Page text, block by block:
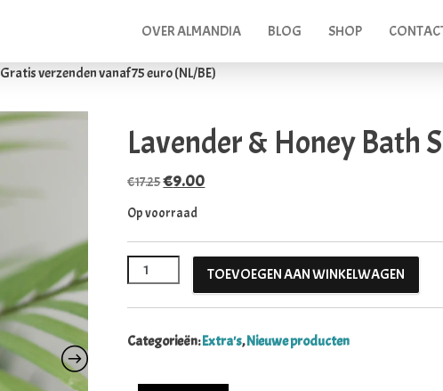
Gratis verzenden vanaf 75 euro (NL/BE)
OVER ALMANDIA BLOG SHOP
Lavender & Honey Bath
€17.25Oorspronkelijke prijs was: €17.25.
€9.00Huidige prijs is: €9.00.
Op voorraad
Lavender & Honey Bath Soak aantal
TOEVOEGEN AAN WINKELWAGEN
Categorieën:Extra's,Nieuwe producten